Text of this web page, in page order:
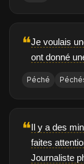
❝Je voulais
ont donné
Péché
❝Il y a des
faites
Journaliste